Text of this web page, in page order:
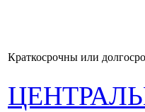
Краткосрочны или